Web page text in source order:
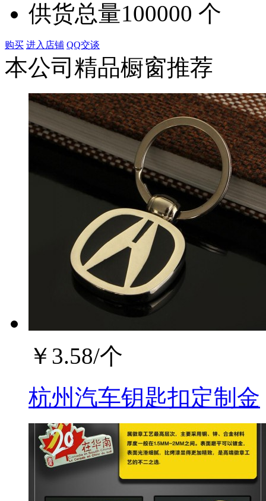
供货总量100000 个
购买 进入店铺 QQ交谈
本公司精品橱窗推荐
￥ 3.58/个
杭州汽车钥匙扣定制金